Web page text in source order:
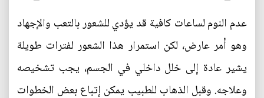
عدم النوم لساعات كافية قد يؤدي للشعور بالتعب والإجهاد
وهو أمر عارض، لكن استمرار هذا الشعور لفترات طويلة
يشير عادة إلى خلل داخلي في الجسم، يجب تشخيصه
وعلاجه. وقبل الذهاب للطبيب يمكن إتباع بعض الخطوات